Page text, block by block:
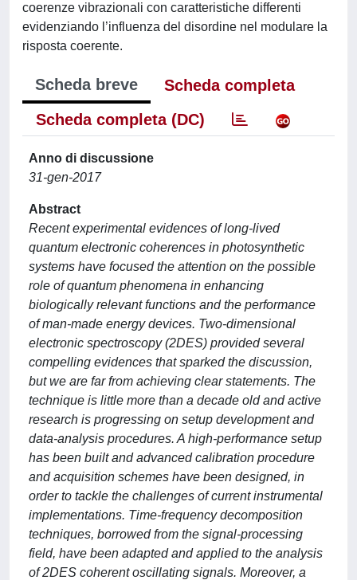
coerenze vibrazionali con caratteristiche differenti
evidenziando l’influenza del disordine nel modulare la
risposta coerente.
Scheda breve
Scheda completa
Scheda completa (DC)
Anno di discussione
31-gen-2017
Abstract
Recent experimental evidences of long-lived
quantum electronic coherences in photosynthetic
systems have focused the attention on the possible
role of quantum phenomena in enhancing
biologically relevant functions and the performance
of man-made energy devices. Two-dimensional
electronic spectroscopy (2DES) provided several
compelling evidences that sparked the discussion,
but we are far from achieving clear statements. The
technique is little more than a decade old and active
research is progressing on setup development and
data-analysis procedures. A high-performance setup
has been built and advanced calibration procedure
and acquisition schemes have been designed, in
order to tackle the challenges of current instrumental
implementations. Time-frequency decomposition
techniques, borrowed from the signal-processing
field, have been adapted and applied to the analysis
of 2DES coherent oscillating signals. Moreover, a